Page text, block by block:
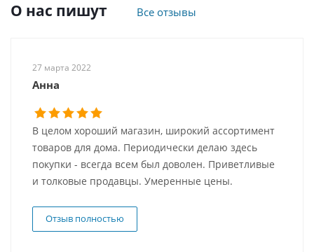
О нас пишут Все отзывы
27 марта 2022
Анна
В целом хороший магазин, широкий ассортимент
товаров для дома. Периодически делаю здесь
покупки - всегда всем был доволен. Приветливые
и толковые продавцы. Умеренные цены.
Отзыв полностью